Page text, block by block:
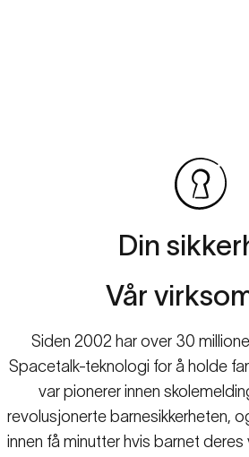
Din
Vår
Siden 2002 har over 30
Spacetalk-teknologi for å holde
var pionerer innen
revolusjonerte barnesikkerheten,
innen få minutter hvis barnet